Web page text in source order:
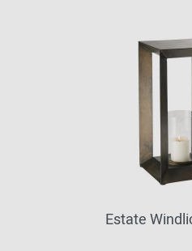
Estate